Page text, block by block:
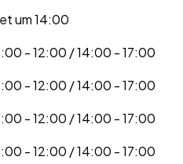
um 14:00
- 12:00 / 14:00 - 17:00
- 12:00 / 14:00 - 17:00
- 12:00 / 14:00 - 17:00
- 12:00 / 14:00 - 17:00